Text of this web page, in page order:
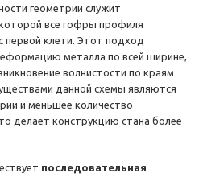
геометрии служит
все гофры профиля
первой клети. Этот подход
металла по всей ширине,
волнистости по краям
данной схемы являются
и меньшее количество
делает конструкцию стана более
последовательная